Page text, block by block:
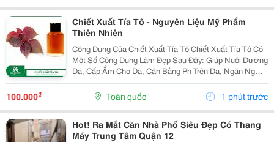
Chiết Xuất Tía Tô - Nguyên Liệu Mỹ Phẩm
Thiên Nhiên
Công Dụng Của Chiết Xuất Tía Tô Chiết Xuất Tía Tô Có
Một Số Công Dụng Làm Đẹp Sau Đây: Giúp Nuôi Dưỡng
Da, Cấp Ẩm Cho Da, Cân Bằng Ph Trên Da, Ngăn Ngừa
Tình Trạng Da Khô, Thô Ráp, Sần Sùi, Bong Tróc&Hellip;
Giúp Kháng Khuẩn, Làm Sạch Da, Tẩy...
100.000₫ Toàn quốc 1 phút trước
Hot! Ra Mắt Căn Nhà Phố Siêu Đẹp Có Thang
Máy Trung Tâm Quận 12